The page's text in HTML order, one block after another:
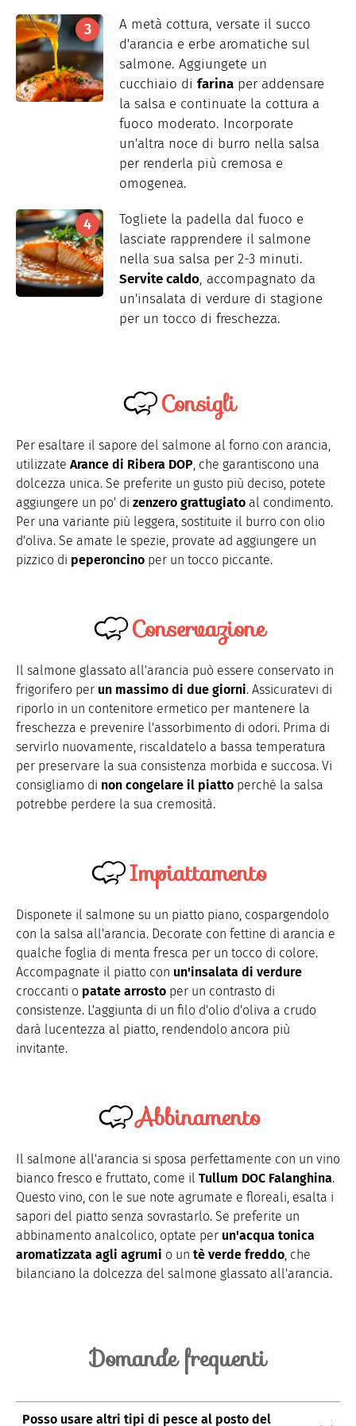
A metà cottura, versate il succo
d'arancia e erbe aromatiche sul
salmone. Aggiungete un
cucchiaio di farina per addensare
la salsa e continuate la cottura a
fuoco moderato. Incorporate
un'altra noce di burro nella salsa
per renderla più cremosa e
omogenea.
Togliete la padella dal fuoco e
lasciate rapprendere il salmone
nella sua salsa per 2-3 minuti.
Servite caldo, accompagnato da
un'insalata di verdure di stagione
per un tocco di freschezza.
Consigli
Per esaltare il sapore del salmone al forno con arancia,
utilizzate Arance di Ribera DOP, che garantiscono una
dolcezza unica. Se preferite un gusto più deciso, potete
aggiungere un po' di zenzero grattugiato al condimento.
Per una variante più leggera, sostituite il burro con olio
d'oliva. Se amate le spezie, provate ad aggiungere un
pizzico di peperoncino per un tocco piccante.
Conservazione
Il salmone glassato all'arancia può essere conservato in
frigorifero per un massimo di due giorni. Assicuratevi di
riporlo in un contenitore ermetico per mantenere la
freschezza e prevenire l'assorbimento di odori. Prima di
servirlo nuovamente, riscaldatelo a bassa temperatura
per preservare la sua consistenza morbida e succosa. Vi
consigliamo di non congelare il piatto perché la salsa
potrebbe perdere la sua cremosità.
Impiattamento
Disponete il salmone su un piatto piano, cospargendolo
con la salsa all'arancia. Decorate con fettine di arancia e
qualche foglia di menta fresca per un tocco di colore.
Accompagnate il piatto con un'insalata di verdure
croccanti o patate arrosto per un contrasto di
consistenze. L'aggiunta di un filo d'olio d'oliva a crudo
darà lucentezza al piatto, rendendolo ancora più
invitante.
Abbinamento
Il salmone all'arancia si sposa perfettamente con un vino
bianco fresco e fruttato, come il Tullum DOC Falanghina.
Questo vino, con le sue note agrumate e floreali, esalta i
sapori del piatto senza sovrastarlo. Se preferite un
abbinamento analcolico, optate per un'acqua tonica
aromatizzata agli agrumi o un tè verde freddo, che
bilanciano la dolcezza del salmone glassato all'arancia.
Domande frequenti
Posso usare altri tipi di pesce al posto del